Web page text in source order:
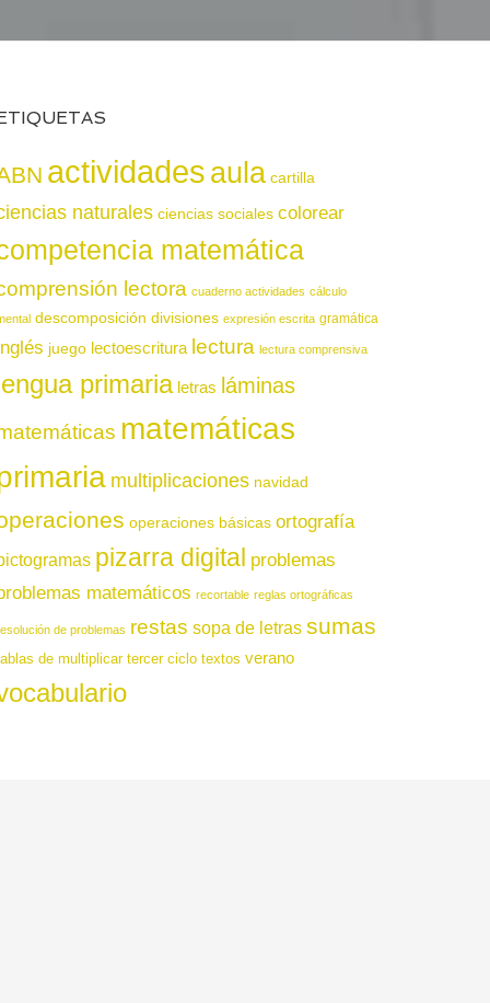
actividadesaula cartilla
naturales ciencias sociales colorear
matemática
lectora cuaderno actividades cálculo
descomposición divisiones expresión escrita gramática
juego lectoescritura lectura lectura comprensiva
primaria letras láminas
matemáticas
multiplicaciones navidad
operaciones básicas ortografía
pizarra digital problemas
matemáticos recortable reglas ortográficas
de problemas restas sopa de letras sumas
de multiplicar tercer ciclo textos verano